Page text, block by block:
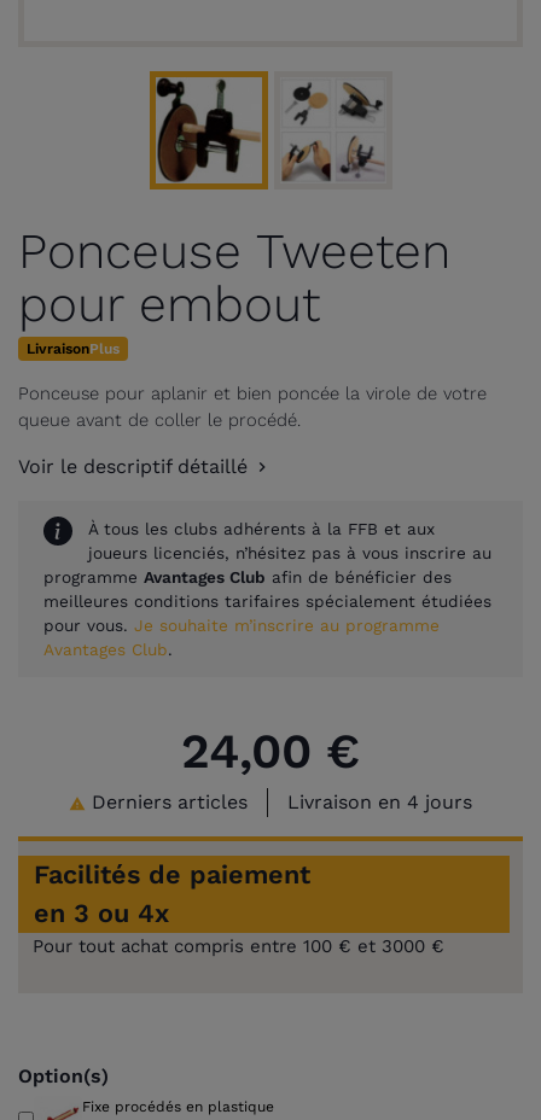
Ponceuse Tweeten
pour embout
LivraisonPlus
Ponceuse pour aplanir et bien poncée la virole de votre
queue avant de coller le procédé.
Voir le descriptif détaillé
À tous les clubs adhérents à la FFB et aux
joueurs licenciés, n’hésitez pas à vous inscrire au
programme Avantages Club afin de bénéficier des
meilleures conditions tarifaires spécialement étudiées
pour vous. Je souhaite m’inscrire au programme
Avantages Club.
24,00 €
 Derniers articles Livraison en 4 jours
Facilités de paiement
en 3 ou 4x
Pour tout achat compris entre 100 € et 3000 €
Option(s)
Fixe procédés en plastique